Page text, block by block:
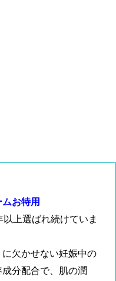
お特用
上選ばれ続けていま
欠かせない妊娠中の
分配合で、肌の潤